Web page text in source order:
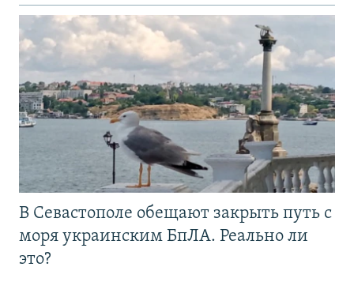
В Севастополе обещают закрыть путь с
моря украинским БпЛА. Реально ли
это?